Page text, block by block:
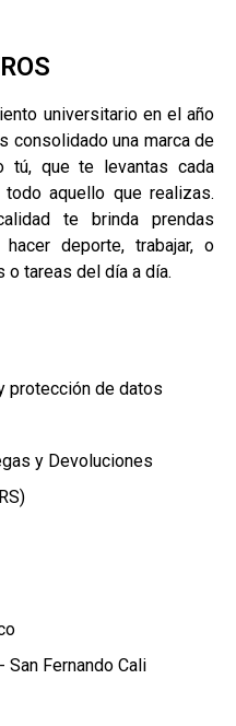
universitario en el año
consolidado una marca de
tú, que te levantas cada
aquello que realizas.
te brinda prendas
deporte, trabajar, o
tareas del día a día.
protección de datos
y Devoluciones
Fernando Cali